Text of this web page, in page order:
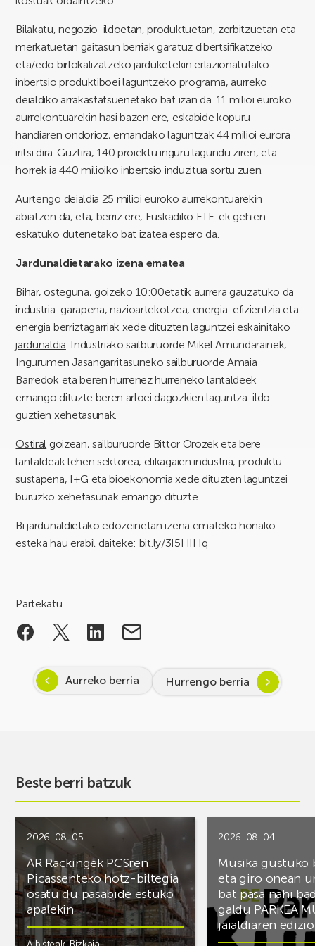
Bilakatu, negozio-ildoetan, produktuetan, zerbitzuetan eta
merkatuetan gaitasun berriak garatuz dibertsifikatzeko
eta/edo birlokalizatzeko jarduketekin erlazionatutako
inbertsio produktiboei laguntzeko programa, aurreko
deialdiko arrakastatsuenetako bat izan da. 11 milioi euroko
aurrekontuarekin hasi bazen ere, eskabide kopuru
handiaren ondorioz, emandako laguntzak 44 milioi eurora
iritsi dira. Guztira, 140 proiektu inguru lagundu ziren, eta
horrek ia 440 milioiko inbertsio induzitua sortu zuen.
Aurtengo deialdia 25 milioi euroko aurrekontuarekin
abiatzen da, eta, berriz ere, Euskadiko ETE-ek gehien
eskatuko dutenetako bat izatea espero da.
Jardunaldietarako izena ematea
Bihar, osteguna, goizeko 10:00etatik aurrera gauzatuko da
industria-garapena, nazioartekotzea, energia-efizientzia eta
energia berriztagarriak xede dituzten laguntzei eskainitako
jardunaldia. Industriako sailburuorde Mikel Amundarainek,
Ingurumen Jasangarritasuneko sailburuorde Amaia
Barredok eta beren hurrenez hurreneko lantaldeek
emango dituzte beren arloei dagozkien laguntza-ildo
guztien xehetasunak.
Ostiral goizean, sailburuorde Bittor Orozek eta bere
lantaldeak lehen sektorea, elikagaien industria, produktu-
sustapena, I+G eta bioekonomia xede dituzten laguntzei
buruzko xehetasunak emango dituzte.
Bi jardunaldietako edozeinetan izena emateko honako
esteka hau erabil daiteke: bit.ly/3I5HIHq
Partekatu
Aurreko berria Hurrengo berria
Beste berri batzuk
2026-08-05
AR Rackingek PCSren
Picassenteko hotz-biltegia
osatu du pasabide estuko
apalekin
2026-08-04
Musika gustuko
eta giro onean
bat pasa nahi
galdu PARKEA
jaialdiaren